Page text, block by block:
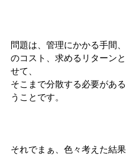
問題は、管理にかかる手間
のコスト、求めるリターン
せて、
そこまで分散する必要があ
うことです。
それでまぁ、色々考えた結果